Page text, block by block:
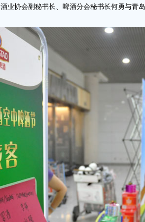
业协会副秘书长、啤酒分会秘书长何勇与青